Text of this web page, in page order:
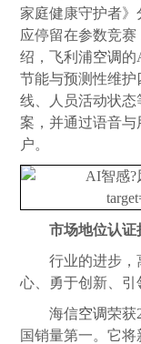
家庭健康守护者
应停留在参数竞
绍，飞利浦空调的
节能与预测性维
线、人员活动状态
案，并通过语音与
户。
市场地位认
行业的进步，
心、勇于创新、引
海信空调荣获
国销量第一。它